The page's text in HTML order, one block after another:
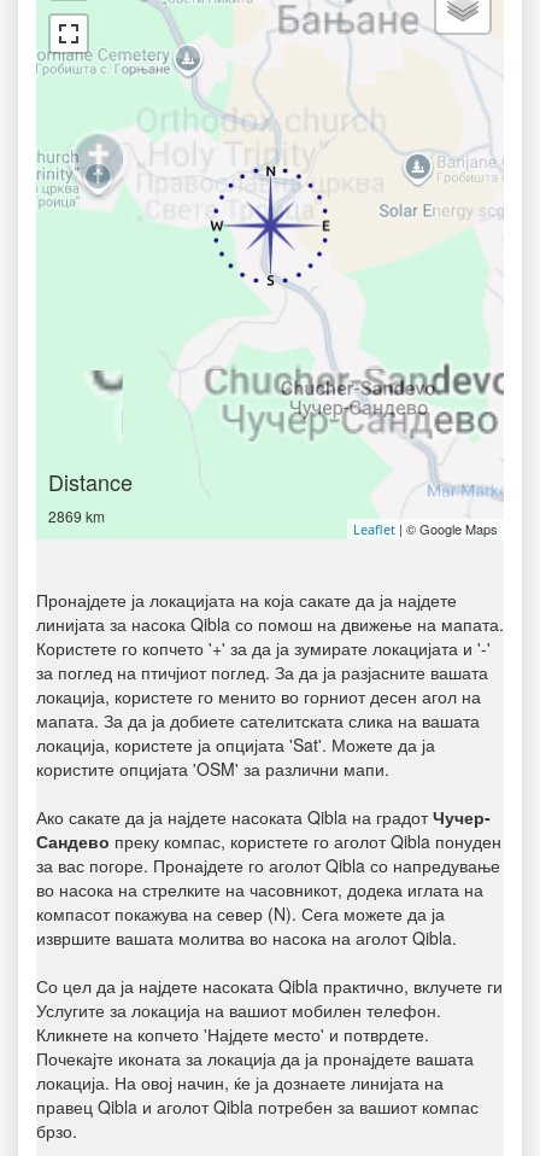
Distance
2869 km
Leaflet | © Google Maps
Пронајдете ја локацијата на која сакате да ја најдете
линијата за насока Qibla со помош на движење на мапата.
Користете го копчето '+' за да ја зумирате локацијата и '-'
за поглед на птичјиот поглед. За да ја разјасните вашата
локација, користете го менито во горниот десен агол на
мапата. За да ја добиете сателитската слика на вашата
локација, користете ја опцијата 'Sat'. Можете да ја
користите опцијата 'OSM' за различни мапи.
Ако сакате да ја најдете насоката Qibla на градотЧучер-
Сандево преку компас, користете го аголот Qibla понуден
за вас погоре. Пронајдете го аголот Qibla со напредување
во насока на стрелките на часовникот, додека иглата на
компасот покажува на север (N). Сега можете да ја
извршите вашата молитва во насока на аголот Qibla.
Со цел да ја најдете насоката Qibla практично, вклучете ги
Услугите за локација на вашиот мобилен телефон.
Кликнете на копчето 'Најдете место' и потврдете.
Почекајте иконата за локација да ја пронајдете вашата
локација. На овој начин, ќе ја дознаете линијата на
правец Qibla и аголот Qibla потребен за вашиот компас
брзо.